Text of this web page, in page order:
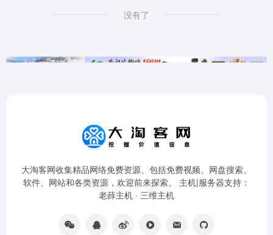
没有了
大淘客网收集精品网络免费资源、包括免费视频、网盘搜索、
软件、网站和各类资源，欢迎前来探索。 主机|服务器支持：
老薛主机 · 三维主机